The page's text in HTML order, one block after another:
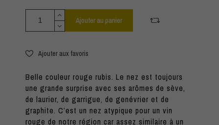
Ajouter au panier
Ajouter aux favoris
Belle couleur rouge rubis. Le nez est toujours
une grande surprise avec ses arômes de sève,
de laurier, de garrigue, de genévrier et de
graphite. C’est un nez atypique pour un vin
rouge de notre région car assez similaire à un